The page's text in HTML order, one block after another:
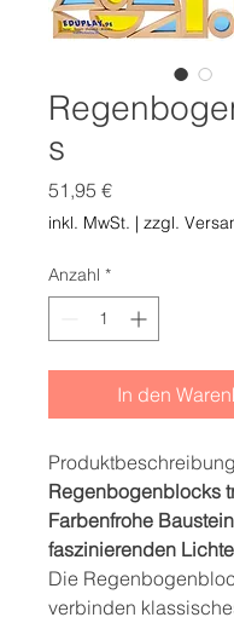
s
51,95 €Preis
inkl. MwSt. | zzgl.
Anzahl *
In den
Regenbogenblocks
Farbenfrohe
faszinierenden
Die
verbinden